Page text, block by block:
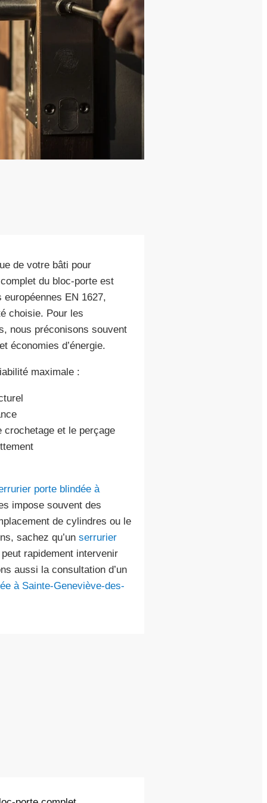
de votre bâti pour
du bloc-porte est
EN 1627,
choisie. Pour les
nous préconisons souvent
économies d’énergie.
maximale :
et le perçage
porte blindée à
impose souvent des
de cylindres ou le
sachez qu’un serrurier
rapidement intervenir
aussi la consultation d’un
à Sainte-Geneviève-des-